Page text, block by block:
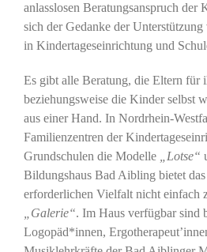
anlasslosen Beratungsanspruch der
sich der Gedanke der
in Kindertageseinrichtung und
Es gibt alle Beratung, die Eltern für
beziehungsweise die Kinder selbst
aus einer Hand. In Nordrhein-
Familienzentren der
Grundschulen die Modelle
„Lotse“
Bildungshaus Bad Aibling bietet
erforderlichen Vielfalt nicht einfach
„Galerie“. Im Haus verfügbar sind
Logopäd*innen,